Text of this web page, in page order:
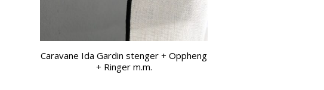
Caravane Ida Gardin stenger + Oppheng
+ Ringer m.m.